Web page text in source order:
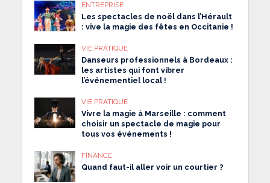
ENTREPRISE
Les spectacles de noël dans l’Hérault
: vive la magie des fêtes en Occitanie !
VIE PRATIQUE
Danseurs professionnels à Bordeaux :
les artistes qui font vibrer
l’événementiel local !
VIE PRATIQUE
Vivre la magie à Marseille : comment
choisir un spectacle de magie pour
tous vos événements !
FINANCE
Quand faut-il aller voir un courtier ?